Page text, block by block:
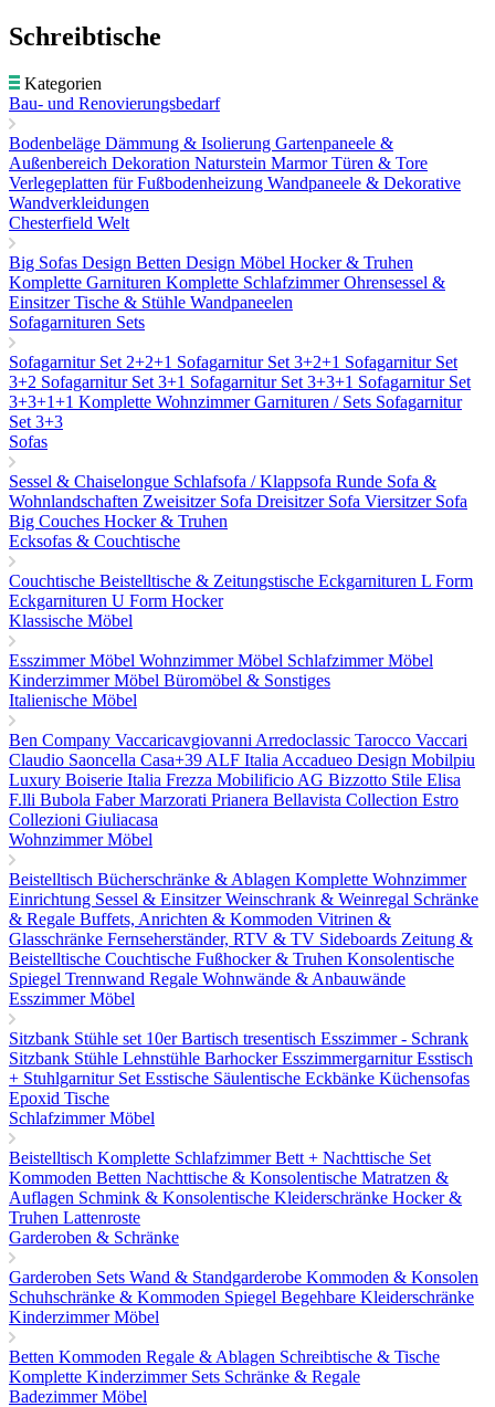
Schreibtische
Kategorien
Bau- und Renovierungsbedarf
Bodenbeläge Dämmung & Isolierung Gartenpaneele &
Außenbereich Dekoration Naturstein MarmorTüren & Tore
Verlegeplatten für Fußbodenheizung Wandpaneele & Dekorative
Wandverkleidungen
Chesterfield Welt
Big Sofas Design Betten Design Möbel Hocker & Truhen
Komplette Garnituren Komplette SchlafzimmerOhrensessel &
EinsitzerTische & Stühle Wandpaneelen
Sofagarnituren Sets
Sofagarnitur Set 2+2+1 Sofagarnitur Set 3+2+1 Sofagarnitur Set
3+2 Sofagarnitur Set 3+1 Sofagarnitur Set 3+3+1 Sofagarnitur Set
3+3+1+1 Komplette Wohnzimmer Garnituren / Sets Sofagarnitur
Set 3+3
Sofas
Sessel & Chaiselongue Schlafsofa / Klappsofa Runde Sofa &
Wohnlandschaften Zweisitzer Sofa Dreisitzer Sofa Viersitzer Sofa
Big Couches Hocker & Truhen
Ecksofas & Couchtische
Couchtische Beistelltische & Zeitungstische Eckgarnituren L Form
Eckgarnituren U Form Hocker
Klassische Möbel
Esszimmer Möbel Wohnzimmer Möbel Schlafzimmer Möbel
Kinderzimmer Möbel Büromöbel & Sonstiges
Italienische Möbel
Ben Company Vaccaricavgiovanni Arredoclassic Tarocco Vaccari
Claudio Saoncella Casa+39 ALF Italia Accadueo Design Mobilpiu
Luxury Boiserie Italia Frezza Mobilificio AG Bizzotto Stile Elisa
F.lli Bubola FaberMarzorati Prianera Bellavista Collection Estro
Collezioni Giuliacasa
Wohnzimmer Möbel
Beistelltisch Bücherschränke & Ablagen Komplette Wohnzimmer
Einrichtung Sessel & EinsitzerWeinschrank & Weinregal Schränke
& Regale Buffets, Anrichten & Kommoden Vitrinen &
Glasschränke Fernseherständer, RTV & TV Sideboards Zeitung &
Beistelltische Couchtische Fußhocker & Truhen Konsolentische
Spiegel Trennwand Regale Wohnwände & Anbauwände
Esszimmer Möbel
Sitzbank Stühle set 10erBartisch tresentisch Esszimmer - Schrank
Sitzbank Stühle Lehnstühle BarhockerEsszimmergarniturEsstisch
+ Stuhlgarnitur Set Esstische Säulentische Eckbänke Küchensofas
Epoxid Tische
Schlafzimmer Möbel
Beistelltisch Komplette SchlafzimmerBett + Nachttische Set
Kommoden Betten Nachttische & Konsolentische Matratzen &
Auflagen Schmink & Konsolentische Kleiderschränke Hocker &
Truhen Lattenroste
Garderoben & Schränke
Garderoben Sets Wand & Standgarderobe Kommoden & Konsolen
Schuhschränke & Kommoden Spiegel Begehbare Kleiderschränke
Kinderzimmer Möbel
Betten Kommoden Regale & Ablagen Schreibtische & Tische
Komplette Kinderzimmer Sets Schränke & Regale
Badezimmer Möbel